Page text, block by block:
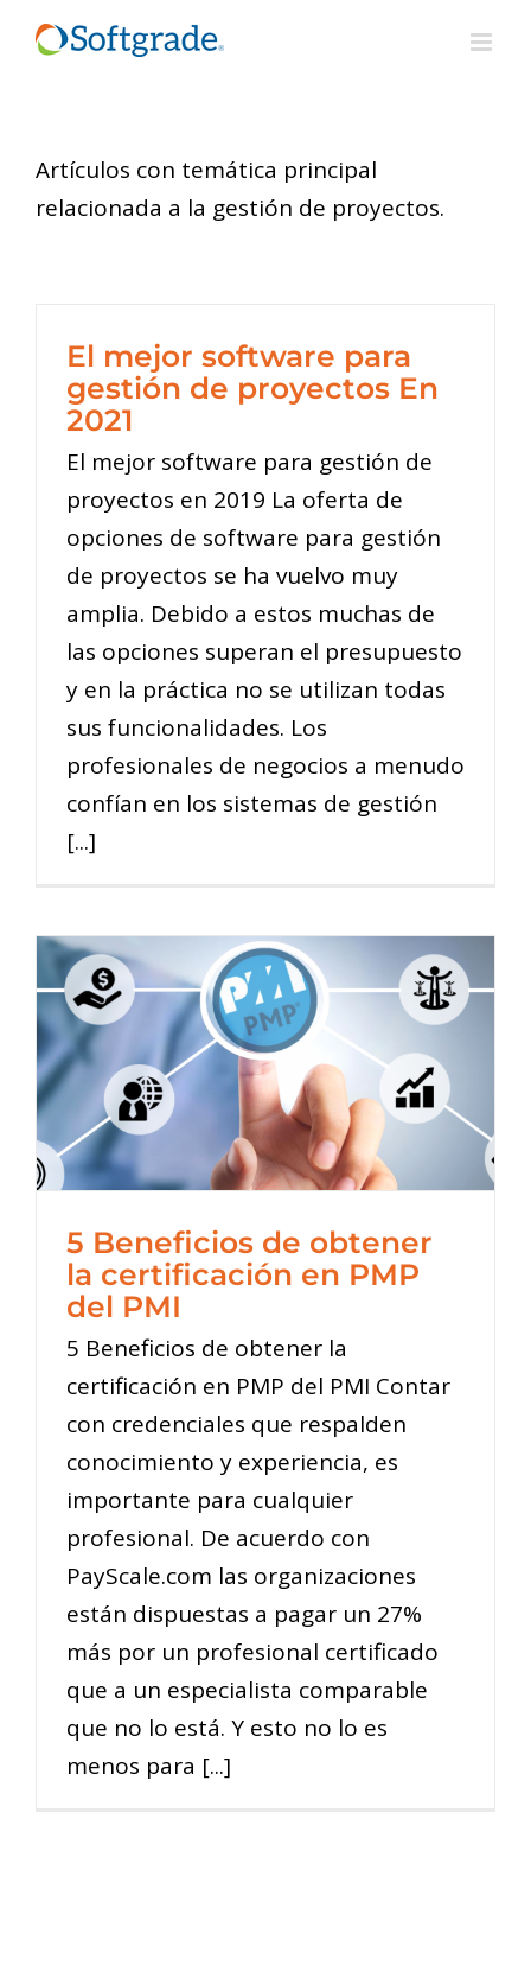
Saltar
Artículos con temática principal
relacionada a la gestión de proyectos.
El mejor software para
gestión de proyectos En
2021
El mejor software para gestión de
proyectos en 2019 La oferta de
opciones de software para gestión
de proyectos se ha vuelvo muy
amplia. Debido a estos muchas de
las opciones superan el presupuesto
y en la práctica no se utilizan todas
sus funcionalidades. Los
profesionales de negocios a menudo
confían en los sistemas de gestión
[...]
5 Beneficios de obtener
la certificación en PMP
del PMI
5 Beneficios de obtener la
certificación en PMP del PMI Contar
con credenciales que respalden
conocimiento y experiencia, es
importante para cualquier
profesional. De acuerdo con
PayScale.com las organizaciones
están dispuestas a pagar un 27%
más por un profesional certificado
que a un especialista comparable
que no lo está. Y esto no lo es
menos para [...]